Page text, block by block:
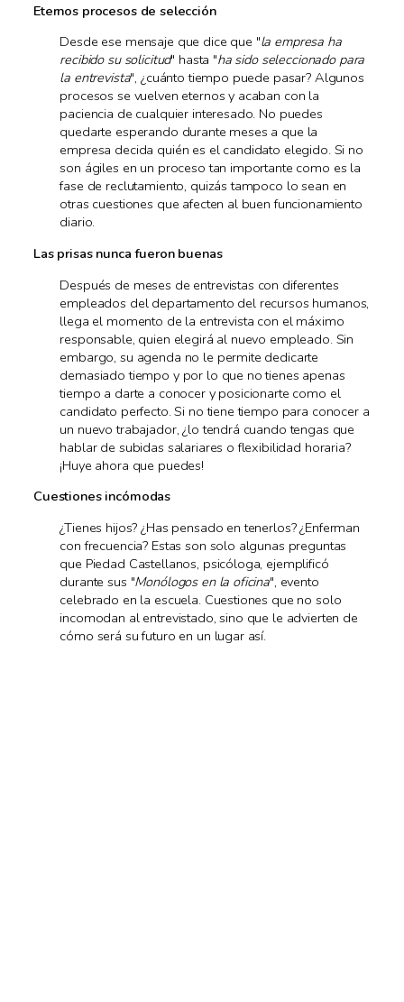
Eternos procesos de selección
Desde ese mensaje que dice que "la empresa ha
recibido su solicitud" hasta "ha sido seleccionado para
la entrevista", ¿cuánto tiempo puede pasar? Algunos
procesos se vuelven eternos y acaban con la
paciencia de cualquier interesado. No puedes
quedarte esperando durante meses a que la
empresa decida quién es el candidato elegido. Si no
son ágiles en un proceso tan importante como es la
fase de reclutamiento, quizás tampoco lo sean en
otras cuestiones que afecten al buen funcionamiento
diario.
Las prisas nunca fueron buenas
Después de meses de entrevistas con diferentes
empleados del departamento del recursos humanos,
llega el momento de la entrevista con el máximo
responsable, quien elegirá al nuevo empleado. Sin
embargo, su agenda no le permite dedicarte
demasiado tiempo y por lo que no tienes apenas
tiempo a darte a conocer y posicionarte como el
candidato perfecto. Si no tiene tiempo para conocer a
un nuevo trabajador, ¿lo tendrá cuando tengas que
hablar de subidas salariares o flexibilidad horaria?
¡Huye ahora que puedes!
Cuestiones incómodas
¿Tienes hijos? ¿Has pensado en tenerlos? ¿Enferman
con frecuencia? Estas son solo algunas preguntas
que Piedad Castellanos, psicóloga, ejemplificó
durante sus "Monólogos en la oficina", evento
celebrado en la escuela. Cuestiones que no solo
incomodan al entrevistado, sino que le advierten de
cómo será su futuro en un lugar así.